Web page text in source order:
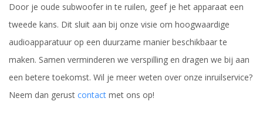
Door je oude subwoofer in te ruilen, geef je het apparaat een
tweede kans. Dit sluit aan bij onze visie om hoogwaardige
audioapparatuur op een duurzame manier beschikbaar te
maken. Samen verminderen we verspilling en dragen we bij aan
een betere toekomst. Wil je meer weten over onze inruilservice?
Neem dan gerust contact met ons op!